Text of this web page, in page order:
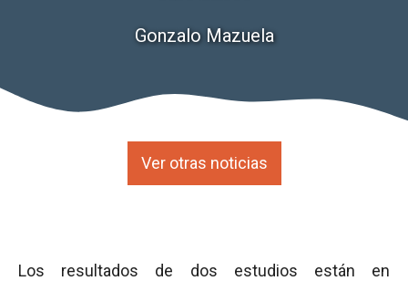
Gonzalo Mazuela
Ver otras noticias
Los resultados de dos estudios están en